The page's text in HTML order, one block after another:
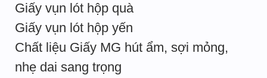
Giấy vụn lót hộp quà
Giấy vụn lót hộp yến
Chất liệu Giấy MG hút ẩm, sợi mỏng,
nhẹ dai sang trọng